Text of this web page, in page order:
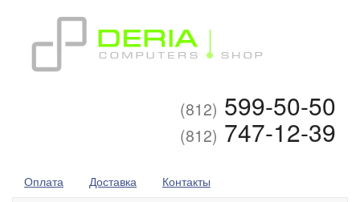
(812) 599-50-50
(812) 747-12-39
Оплата Доставка Контакты